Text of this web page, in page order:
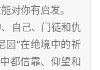
对你有启发。
自己、门徒和仇
园“在绝境中的祈
都信靠、仰望和